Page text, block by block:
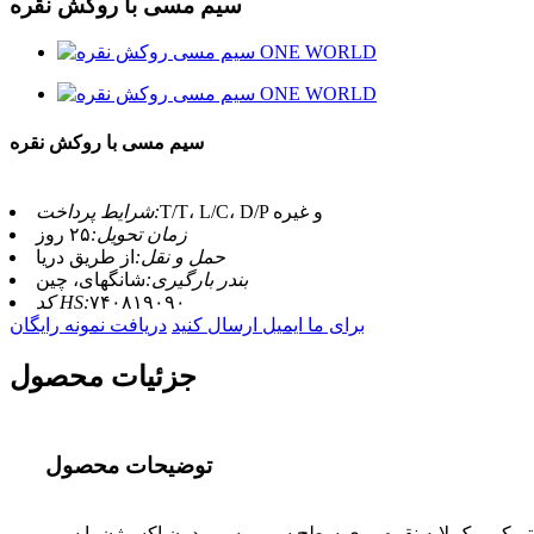
سیم مسی با روکش نقره
شرایط پرداخت:
T/T، L/C، D/P و غیره
زمان تحویل:۲۵ روز
حمل و نقل: از طریق دریا
بندر بارگیری:شانگهای، چین
کد HS:۷۴۰۸۱۹۰۹۰
برای ما ایمیل ارسال کنید دریافت نمونه رایگان
جزئیات محصول
توضیحات محصول